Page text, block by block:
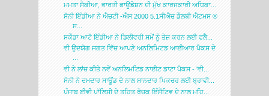
ਮਮਤਾ ਸੈਕੀਆ, ਭਾਰਤੀ ਫਾਊਂਡੇਸ਼ਨ ਦੀ ਮੁੱਖ ਕਾਰਜਕਾਰੀ ਅਧਿਕਾ...
ਸੋਨੀ ਇੰਡੀਆ ਨੇ ਐਚਟੀ -ਐਸ 2000 5.1ਸੀਐਚ ਡੌਲਬੀ ਐਟਮਸ ®
ਸ...
ਸਕੌਡਾ ਆਟੋ ਇੰਡੀਆ ਨੇ ਡਿਲੀਵਰੀ ਸਮੇਂ ਨੂੰ ਤੇਜ਼ ਕਰਨ ਲਈ ਫਲੈ...
ਵੀ ਉਦਯੋਗ ਜਗਤ ਵਿੱਚ ਆਪਣੇ ਅਨਲਿਮਿਟਡ ਆਈਆਰ ਪੈਕਸ ਦੇ
ਵੀ ਨੇ ਲਾਂਚ ਕੀਤੇ ਨਵੇਂ ਅਨਲਿਮਟਿਡ ਨਾਈਟ ਡਾਟਾ ਪੈਕਸ - 'ਵੀ...
ਸੋਨੀ ਨੇ ਦਮਦਾਰ ਸਾਊਂਡ ਦੇ ਨਾਲ ਸ਼ਾਨਦਾਰ ਪਿਕਚਰ ਲਈ ਬ੍ਰਾਵੀ...
ਪੰਜਾਬ ਈਵੀ ਪਾੱਲਿਸੀ ਦੇ ਤਹਿਤ ਰੋਚਕ ਇੰਸੈਂਟਿਵ ਦੇ ਨਾਲ ਮਹਿ...